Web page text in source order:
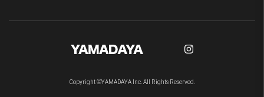
Copyright ©YAMADAYA Inc. All Rights Reserved.